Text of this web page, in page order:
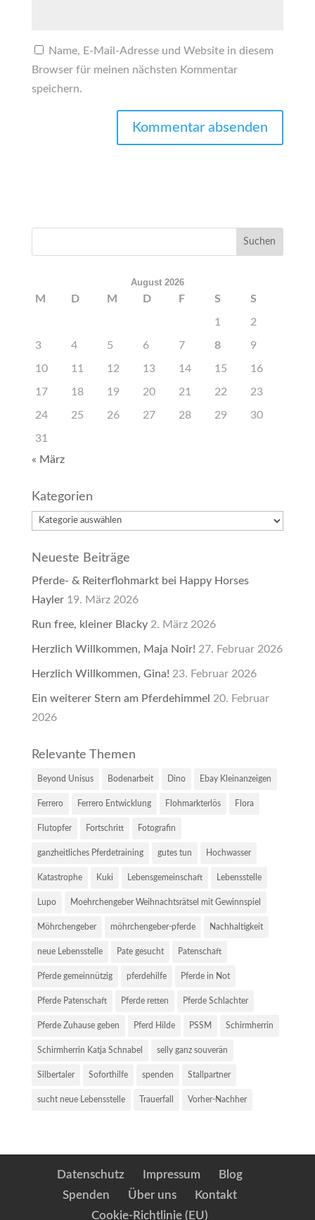
Name, E-Mail-Adresse und Website in diesem
Browser für meinen nächsten Kommentar
speichern.
August 2026
M D M D F S S
1 2
3 4 5 6 7 8 9
10 11 12 13 14 15 16
17 18 19 20 21 22 23
24 25 26 27 28 29 30
31
« März
Kategorien
Kategorien
Neueste Beiträge
Pferde- & Reiterflohmarkt bei Happy Horses
Hayler 19. März 2026
Run free, kleiner Blacky 2. März 2026
Herzlich Willkommen, Maja Noir! 27. Februar 2026
Herzlich Willkommen, Gina! 23. Februar 2026
Ein weiterer Stern am Pferdehimmel 20. Februar
2026
Relevante Themen
Beyond Unisus Bodenarbeit Dino Ebay Kleinanzeigen
Ferrero Ferrero Entwicklung Flohmarkterlös Flora
Flutopfer Fortschritt Fotografin
ganzheitliches Pferdetraining gutes tun Hochwasser
Katastrophe Kuki Lebensgemeinschaft Lebensstelle
Lupo Moehrchengeber Weihnachtsrätsel mit Gewinnspiel
Möhrchengeber möhrchengeber-pferde Nachhaltigkeit
neue Lebensstelle Pate gesucht Patenschaft
Pferde gemeinnützig pferdehilfe Pferde in Not
Pferde Patenschaft Pferde retten Pferde Schlachter
Pferde Zuhause geben Pferd Hilde PSSM Schirmherrin
Schirmherrin Katja Schnabel selly ganz souverän
Silbertaler Soforthilfe spenden Stallpartner
sucht neue Lebensstelle Trauerfall Vorher-Nachher
Datenschutz Impressum
Blog
Spenden
Über uns
Kontakt
Cookie-Richtlinie (EU)